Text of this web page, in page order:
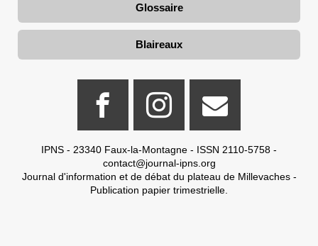
Glossaire
Blaireaux
IPNS - 23340 Faux-la-Montagne - ISSN 2110-5758 -
contact@journal-ipns.org
Journal d'information et de débat du plateau de Millevaches -
Publication papier trimestrielle.